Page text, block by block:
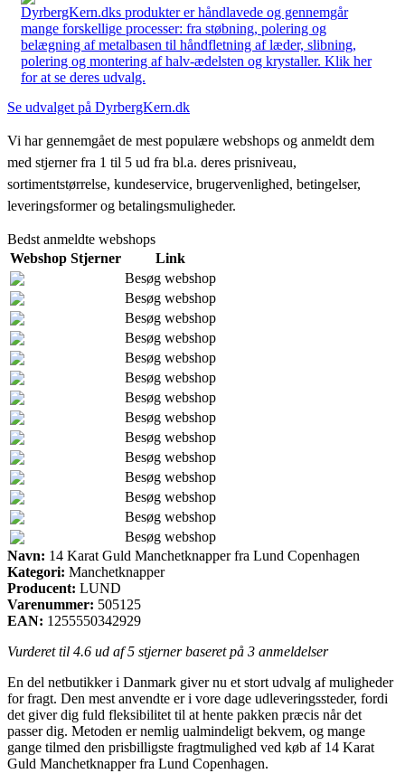
DyrbergKern.dks produkter er håndlavede og gennemgår
mange forskellige processer: fra støbning, polering og
belægning af metalbasen til håndfletning af læder, slibning,
polering og montering af halv-ædelsten og krystaller. Klik her
for at se deres udvalg.
Se udvalget på DyrbergKern.dk
Vi har gennemgået de mest populære webshops og anmeldt dem
med stjerner fra 1 til 5 ud fra bl.a. deres prisniveau,
sortimentstørrelse, kundeservice, brugervenlighed, betingelser,
leveringsformer og betalingsmuligheder.
Bedst anmeldte webshops
Webshop Stjerner
Link
Besøg webshop
Besøg webshop
Besøg webshop
Besøg webshop
Besøg webshop
Besøg webshop
Besøg webshop
Besøg webshop
Besøg webshop
Besøg webshop
Besøg webshop
Besøg webshop
Besøg webshop
Besøg webshop
Navn: 14 Karat Guld Manchetknapper fra Lund Copenhagen
Kategori: Manchetknapper
Producent: LUND
Varenummer: 505125
EAN: 1255550342929
Vurderet til 4.6 ud af 5 stjerner baseret på 3 anmeldelser
En del netbutikker i Danmark giver nu et stort udvalg af muligheder
for fragt. Den mest anvendte er i vore dage udleveringssteder, fordi
det giver dig fuld fleksibilitet til at hente pakken præcis når det
passer dig. Metoden er nemlig ualmindeligt bekvem, og mange
gange tilmed den prisbilligste fragtmulighed ved køb af 14 Karat
Guld Manchetknapper fra Lund Copenhagen.